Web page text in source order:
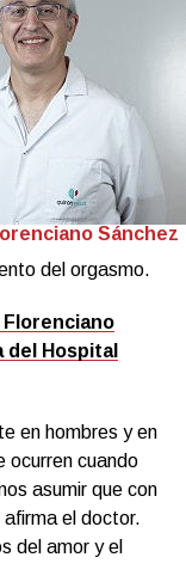
Sánchez
del orgasmo.
Florenciano
del Hospital
en hombres y en
ocurren cuando
asumir que con
el doctor.
del amor y el